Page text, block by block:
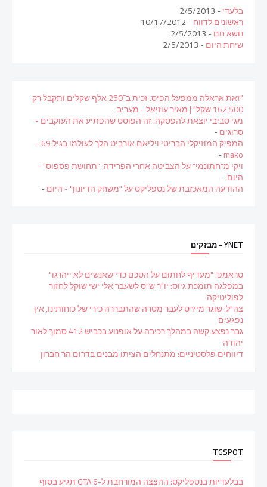
בלעדי- 2/5/2013
ראשונים לדווח- 10/17/2012
נושא חם- 2/5/2013
שיחת היום- 2/5/2013
"זאת אראלה ממפעל הפיס. זכית ב־250 אלף שקלים ותקבל רק
162,500 שקל" | מאיר עוזיאל - מעריב -
מגי טביבי יוצאת להפסקה: זה הפוסט שהפתיע את העוקבים -
סרוגים-
המפיק המוזיקלי הבריטי ויליאם אורביט הלך לעולמו בגיל 69 -
mako
-
ויקי מ"חתונמי" על הצביטה אחרי הפרידה: "תחושת פספוס" -
היום-
ההודעה המאכזבת של נטפליקס על "משחק הדיונון" - היום-
YNET - מבזקים
טראמפ: "מעדיף לחתום על הסכם כדי שאנשים לא ייהרגו"
במפלגה תומכת גיוס: יו"ר ש"ס לשעבר אלי ישי שוקל לחזור
לפוליטיקה
צה"ל: שוגר מיירט לעבר מטרה שהתבררה כירי של כוחותינו, אין
נפגעים
גבר נפצע קשה במהלך רכיבה על אופנוע בכביש 412 סמוך לאור
יהודה
דיווחים פלסטיניים: מתנחלים הציתו מבנים בדרום הר חברון
TGSPOT
בבלעדיות בנטפליקס: ההצצה המורחבת ל-GTA 6 תגיע בסוף